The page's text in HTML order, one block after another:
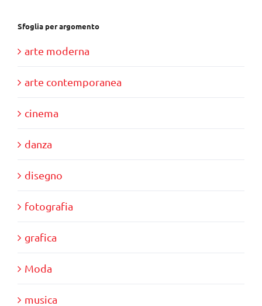
Sfoglia per argomento
arte moderna
arte contemporanea
cinema
danza
disegno
fotografia
grafica
Moda
musica